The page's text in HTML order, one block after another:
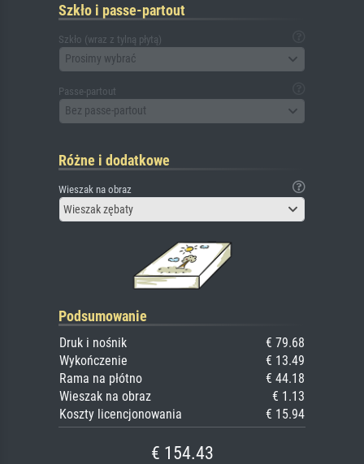
Szkło i passe-partout
Szkło (wraz z tylną płytą)
Prosimy wybrać
Passe-partout
Bez passe-partout
Różne i dodatkowe
Wieszak na obraz
Wieszak zębaty
Podsumowanie
Druk i nośnik
€ 79.68
Wykończenie
€ 13.49
Rama na płótno
€ 44.18
Wieszak na obraz
€ 1.13
Koszty licencjonowania
€ 15.94
€ 154.43